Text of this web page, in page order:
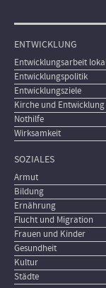
ENTWICKLUNG
Entwicklungsarbeit
Entwicklungspolitik
Entwicklungsziele
Kirche und Entwicklung
Nothilfe
Wirksamkeit
SOZIALES
Armut
Bildung
Ernährung
Flucht und Migration
Frauen und Kinder
Gesundheit
Kultur
Städte